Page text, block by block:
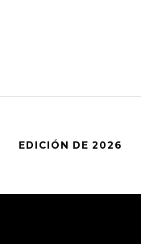
EDICIÓN DE 2026